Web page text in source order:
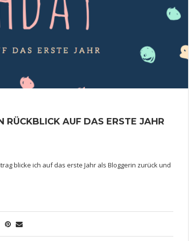
RÜCKBLICK AUF DAS ERSTE JAHR
blicke ich auf das erste Jahr als Bloggerin zurück und